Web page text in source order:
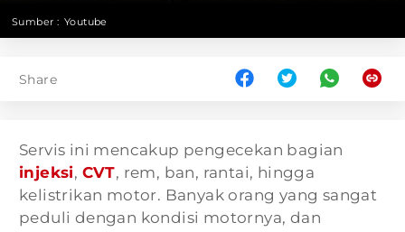
Sumber : Youtube
Share
Servis ini mencakup pengecekan bagian
injeksi, CVT, rem, ban, rantai, hingga
kelistrikan motor. Banyak orang yang sangat
peduli dengan kondisi motornya, dan